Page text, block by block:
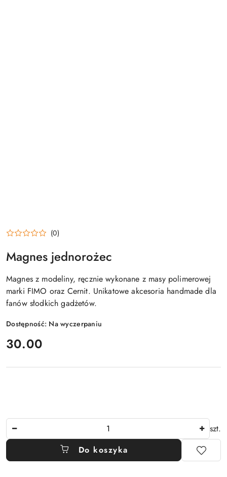
(0)
Magnes jednorożec
Magnes z modeliny, ręcznie wykonane z masy polimerowej
marki FIMO oraz Cernit. Unikatowe akcesoria handmade dla
fanów słodkich gadżetów.
Dostępność: Na wyczerpaniu
cena:
30.00
szt.
Do koszyka